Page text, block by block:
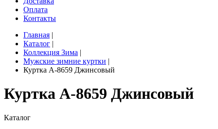
Оплата
Контакты
Главная |
Каталог |
Коллекция Зима |
Мужские зимние куртки |
Куртка A-8659 Джинсовый
Куртка A-8659 Джинсовый
Каталог